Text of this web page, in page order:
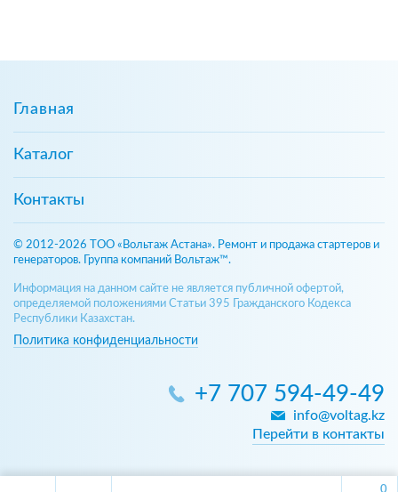
Главная
Каталог
Контакты
© 2012-2026 ТОО «Вольтаж Астана». Ремонт и продажа стартеров и
генераторов. Группа компаний Вольтаж™.
Информация на данном сайте не является публичной офертой,
определяемой положениями Статьи 395 Гражданского Кодекса
Республики Казахстан.
Политика конфиденциальности
+7 707 594-49-49
info@voltag.kz
Перейти в контакты